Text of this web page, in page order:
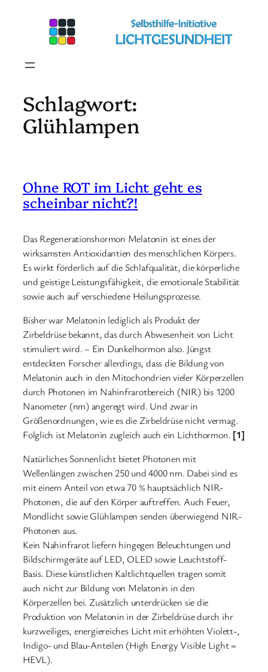
Schlagwort:
Glühlampen
Ohne ROT im Licht geht es
scheinbar nicht?!
Das Regenerationshormon Melatonin ist eines der
wirksamsten Antioxidantien des menschlichen Körpers.
Es wirkt förderlich auf die Schlafqualität, die körperliche
und geistige Leistungsfähigkeit, die emotionale Stabilität
sowie auch auf verschiedene Heilungsprozesse.
Bisher war Melatonin lediglich als Produkt der
Zirbeldrüse bekannt, das durch Abwesenheit von Licht
stimuliert wird. – Ein Dunkelhormon also. Jüngst
entdeckten Forscher allerdings, dass die Bildung von
Melatonin auch in den Mitochondrien vieler Körperzellen
durch Photonen im Nahinfrarotbereich (NIR) bis 1200
Nanometer (nm) angeregt wird. Und zwar in
Größenordnungen, wie es die Zirbeldrüse nicht vermag.
Folglich ist Melatonin zugleich auch ein Lichthormon. [1]
Natürliches Sonnenlicht bietet Photonen mit
Wellenlängen zwischen 250 und 4000 nm. Dabei sind es
mit einem Anteil von etwa 70 % hauptsächlich NIR-
Photonen, die auf den Körper auftreffen. Auch Feuer,
Mondlicht sowie Glühlampen senden überwiegend NIR-
Photonen aus.
Kein Nahinfrarot liefern hingegen Beleuchtungen und
Bildschirmgeräte auf LED, OLED sowie Leuchtstoff-
Basis. Diese künstlichen Kaltlichtquellen tragen somit
auch nicht zur Bildung von Melatonin in den
Körperzellen bei. Zusätzlich unterdrücken sie die
Produktion von Melatonin in der Zirbeldrüse durch ihr
kurzweiliges, energiereiches Licht mit erhöhten Violett-,
Indigo- und Blau-Anteilen (High Energy Visible Light =
HEVL).